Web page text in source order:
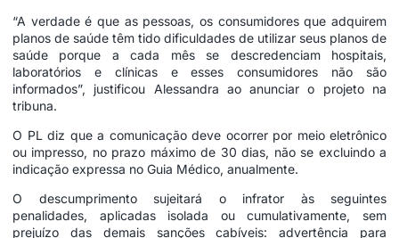
“A verdade é que as pessoas, os consumidores que adquirem
planos de saúde têm tido dificuldades de utilizar seus planos de
saúde porque a cada mês se descredenciam hospitais,
laboratórios e clínicas e esses consumidores não são
informados”, justificou Alessandra ao anunciar o projeto na
tribuna.
O PL diz que a comunicação deve ocorrer por meio eletrônico
ou impresso, no prazo máximo de 30 dias, não se excluindo a
indicação expressa no Guia Médico, anualmente.
O descumprimento sujeitará o infrator às seguintes
penalidades, aplicadas isolada ou cumulativamente, sem
prejuízo das demais sanções cabíveis: advertência para